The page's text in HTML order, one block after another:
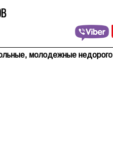
молодежные недорого